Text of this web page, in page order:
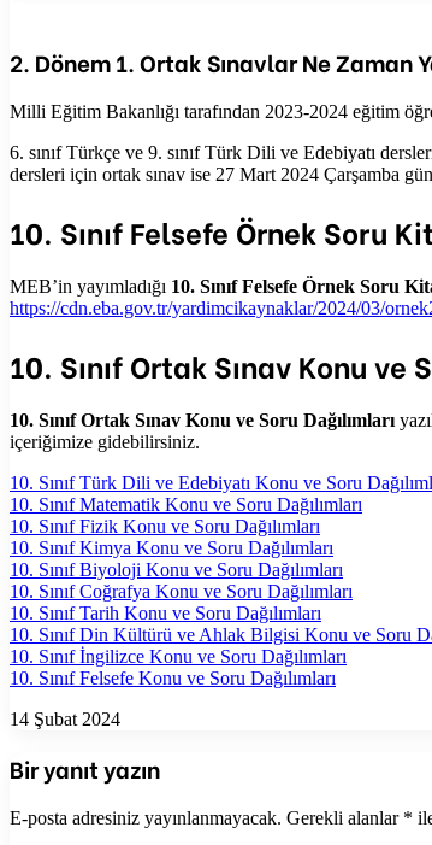
2. Dönem 1. Ortak Sınavlar Ne Zaman
Milli Eğitim Bakanlığı tarafından 2023-2024 eğitim
6. sınıf Türkçe ve 9. sınıf Türk Dili ve Edebiyatı
dersleri için ortak sınav ise 27 Mart 2024 Çarşamba
10. Sınıf Felsefe Örnek Soru
MEB’in yayımladığı 10. Sınıf Felsefe Örnek Soru
https://cdn.eba.gov.tr/yardimcikaynaklar/2024/03/
10. Sınıf Ortak Sınav Konu ve
10. Sınıf Ortak Sınav Konu ve Soru Dağılımları
içeriğimize gidebilirsiniz.
10. Sınıf Türk Dili ve Edebiyatı Konu ve Soru
10. Sınıf Matematik Konu ve Soru Dağılımları
10. Sınıf Fizik Konu ve Soru Dağılımları
10. Sınıf Kimya Konu ve Soru Dağılımları
10. Sınıf Biyoloji Konu ve Soru Dağılımları
10. Sınıf Coğrafya Konu ve Soru Dağılımları
10. Sınıf Tarih Konu ve Soru Dağılımları
10. Sınıf Din Kültürü ve Ahlak Bilgisi Konu ve Soru
10. Sınıf İngilizce Konu ve Soru Dağılımları
10. Sınıf Felsefe Konu ve Soru Dağılımları
14 Şubat 2024
Bir yanıt yazın
E-posta adresiniz yayınlanmayacak. Gerekli alanlar *